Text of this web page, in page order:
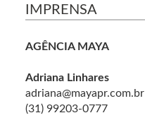
IMPRENSA
AGÊNCIA MAYA
Adriana Linhares
adriana@mayapr.com.br
(31) 99203-0777